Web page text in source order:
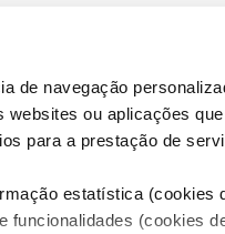
de navegação
ou aplicações
para a prestação de
estatística (cookies
(cookies